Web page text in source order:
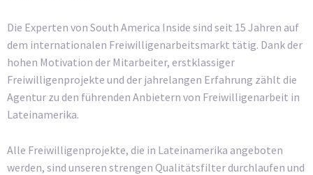
Die Experten von South America Inside sind seit 15 Jahren auf
dem internationalen Freiwilligenarbeitsmarkt tätig. Dank der
hohen Motivation der Mitarbeiter, erstklassiger
Freiwilligenprojekte und der jahrelangen Erfahrung zählt die
Agentur zu den führenden Anbietern von Freiwilligenarbeit in
Lateinamerika.
Alle Freiwilligenprojekte, die in Lateinamerika angeboten
werden, sind unseren strengen Qualitätsfilter durchlaufen und